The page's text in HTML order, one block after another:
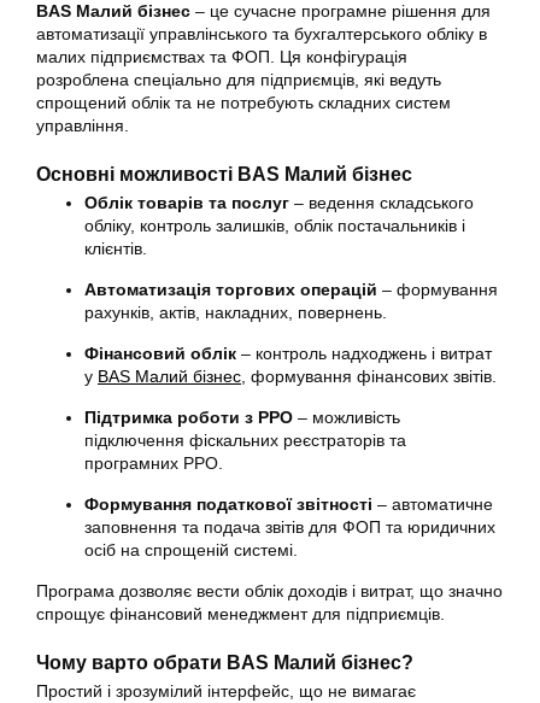
BAS Малий бізнес – це сучасне програмне рішення для
автоматизації управлінського та бухгалтерського обліку в
малих підприємствах та ФОП. Ця конфігурація
розроблена спеціально для підприємців, які ведуть
спрощений облік та не потребують складних систем
управління.
Основні можливості BAS Малий бізнес
Облік товарів та послуг – ведення складського
обліку, контроль залишків, облік постачальників і
клієнтів.
Автоматизація торгових операцій – формування
рахунків, актів, накладних, повернень.
Фінансовий облік – контроль надходжень і витрат
у BAS Малий бізнес, формування фінансових звітів.
Підтримка роботи з РРО – можливість
підключення фіскальних реєстраторів та
програмних РРО.
Формування податкової звітності – автоматичне
заповнення та подача звітів для ФОП та юридичних
осіб на спрощеній системі.
Програма дозволяє вести облік доходів і витрат, що значно
спрощує фінансовий менеджмент для підприємців.
Чому варто обрати BAS Малий бізнес?
Простий і зрозумілий інтерфейс, що не вимагає